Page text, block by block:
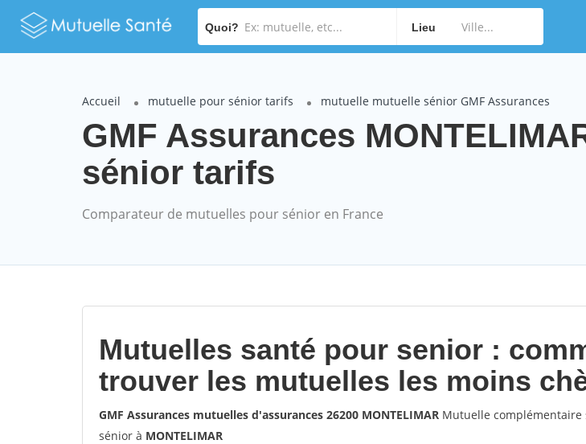
Quoi? Lieu
Accueil mutuelle pour sénior tarifs mutuelle mutuelle sénior GMF Assurances
GMF Assurances
sénior tarifs
Comparateur de mutuelles pour sénior en France
Mutuelles santé pour senior :
trouver les mutuelles les moins
GMF Assurances mutuelles d'assurances 26200 MONTELIMAR Mutuelle complémentaire
sénior à MONTELIMAR